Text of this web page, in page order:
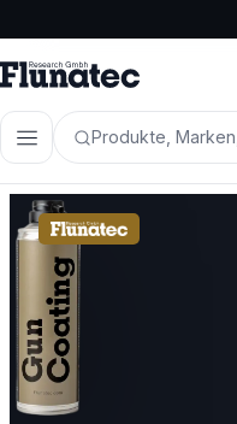
Produkte,